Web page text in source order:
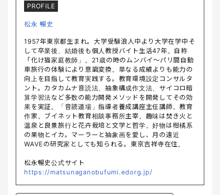
PROFILE
松永 暢史
1957年東京都生まれ。大学受験浪人中より大学在学中そ
して卒業後、結婚後も個人教授バイト生活47年。自称
「化け猫家庭教師」。21歳の時のムンバイ〜パリ間自動
車旅行の体験により意識変換。単なる成績よりも能力の
向上を目指して教育実践する。教育環境設定コンサルタ
ント。カタカムナ音読法、抽象構成作文法、サイコロ暗
算学習法など多数の能力開発メソッドを開発してその効
果を実証。「音読道場」指導者養成講座主任講師。教育
作家。ブイネット教育相談事務所主宰。趣味は焚き火と
温泉と良景旅行と花卉栽培と文学と哲学。好物は柑橘系
の果物とイカ。マーラーと抽象画を愛し、月の遠近
WAVEの研究家としても知られる。東京吉祥寺在住。
松永暢史公式サイト
https://matsunaganobufumi.edorg.jp/